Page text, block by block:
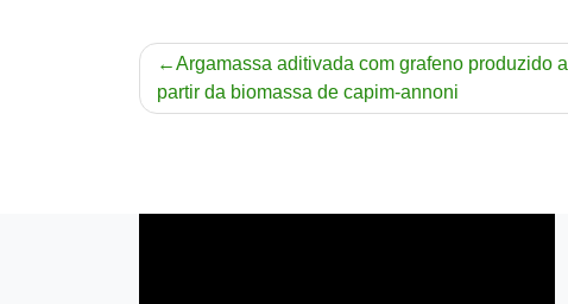
Navegação
de
Argamassa aditivada com grafeno produzido a
partir da biomassa de capim-annoni